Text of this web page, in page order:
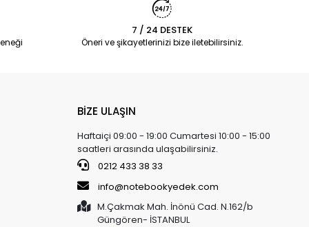
7 / 24 DESTEK
Öneri ve şikayetlerinizi bize iletebilirsiniz.
BİZE ULAŞIN
Haftaiçi 09:00 - 19:00 Cumartesi 10:00 - 15:00
saatleri arasında ulaşabilirsiniz.
0212 433 38 33
info@notebookyedek.com
M.Çakmak Mah. İnönü Cad. N.162/b
Güngören- İSTANBUL